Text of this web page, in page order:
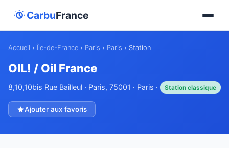
CarbuFrance
Accueil › Île-de-France › Paris › Paris › Station
OIL! / Oil France
8,10,10bis Rue Bailleul · Paris, 75001 · Paris · Station classique
Ajouter aux favoris